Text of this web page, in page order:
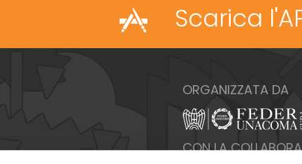
Scarica
ORGANIZZATA DA
CON LA